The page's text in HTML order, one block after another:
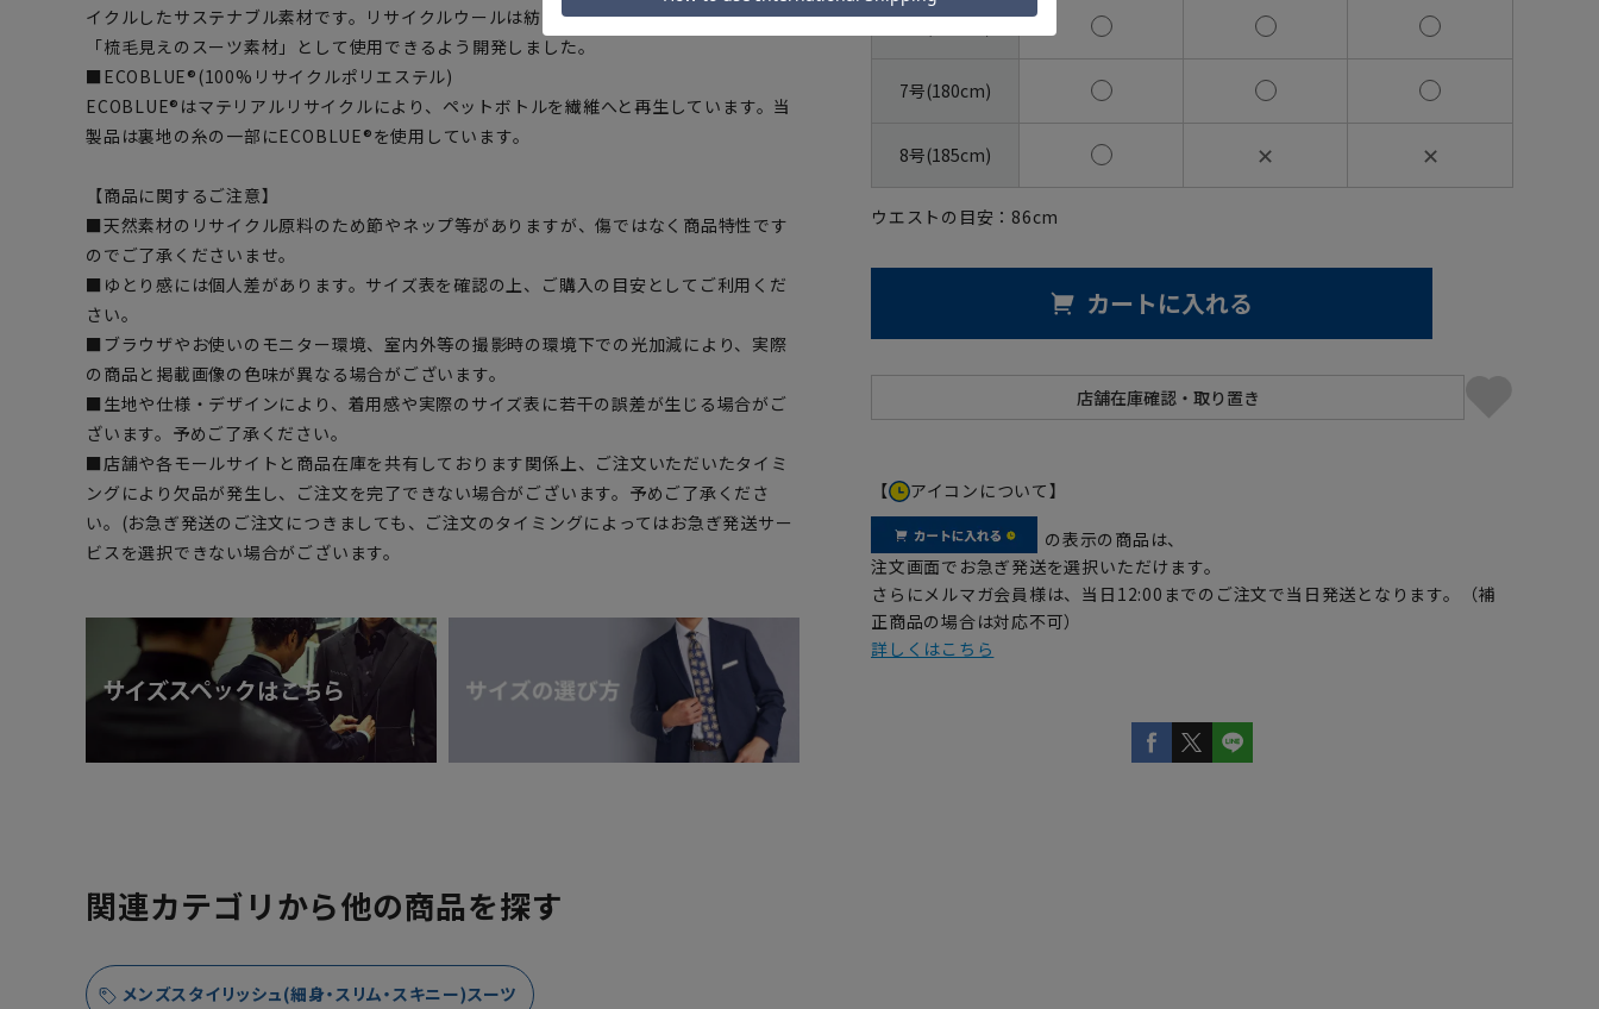
イクルしたサステナブル素材です。リサイクルウールは紡毛番手になりますが、これを
「梳毛見えのスーツ素材」として使用できるよう開発しました。
■ECOBLUE®(100%リサイクルポリエステル)
ECOBLUE®はマテリアルリサイクルにより、ペットボトルを繊維へと再生しています。当
製品は裏地の糸の一部にECOBLUE®を使用しています。
【商品に関するご注意】
■天然素材のリサイクル原料のため節やネップ等がありますが、傷ではなく商品特性です
のでご了承くださいませ。
■ゆとり感には個人差があります。サイズ表を確認の上、ご購入の目安としてご利用くだ
さい。
■ブラウザやお使いのモニター環境、室内外等の撮影時の環境下での光加減により、実際
の商品と掲載画像の色味が異なる場合がございます。
■生地や仕様・デザインにより、着用感や実際のサイズ表に若干の誤差が生じる場合がご
ざいます。予めご了承ください。
■店舗や各モールサイトと商品在庫を共有しております関係上、ご注文いただいたタイミ
ングにより欠品が発生し、ご注文を完了できない場合がございます。予めご了承くださ
い。(お急ぎ発送のご注文につきましても、ご注文のタイミングによってはお急ぎ発送サー
ビスを選択できない場合がございます。
7号(180cm)
8号(185cm) ✕ ✕
ウエストの目安： 86cm
カートに入れる
【 アイコンについて】
の表示の商品は、
注文画面でお急ぎ発送を選択いただけます。
さらにメルマガ会員様は、当日12:00までのご注文で当日発送となります。（補
正商品の場合は対応不可）
詳しくはこちら
関連カテゴリから他の商品を探す
メンズスタイリッシュ(細身・スリム・スキニー)スーツ